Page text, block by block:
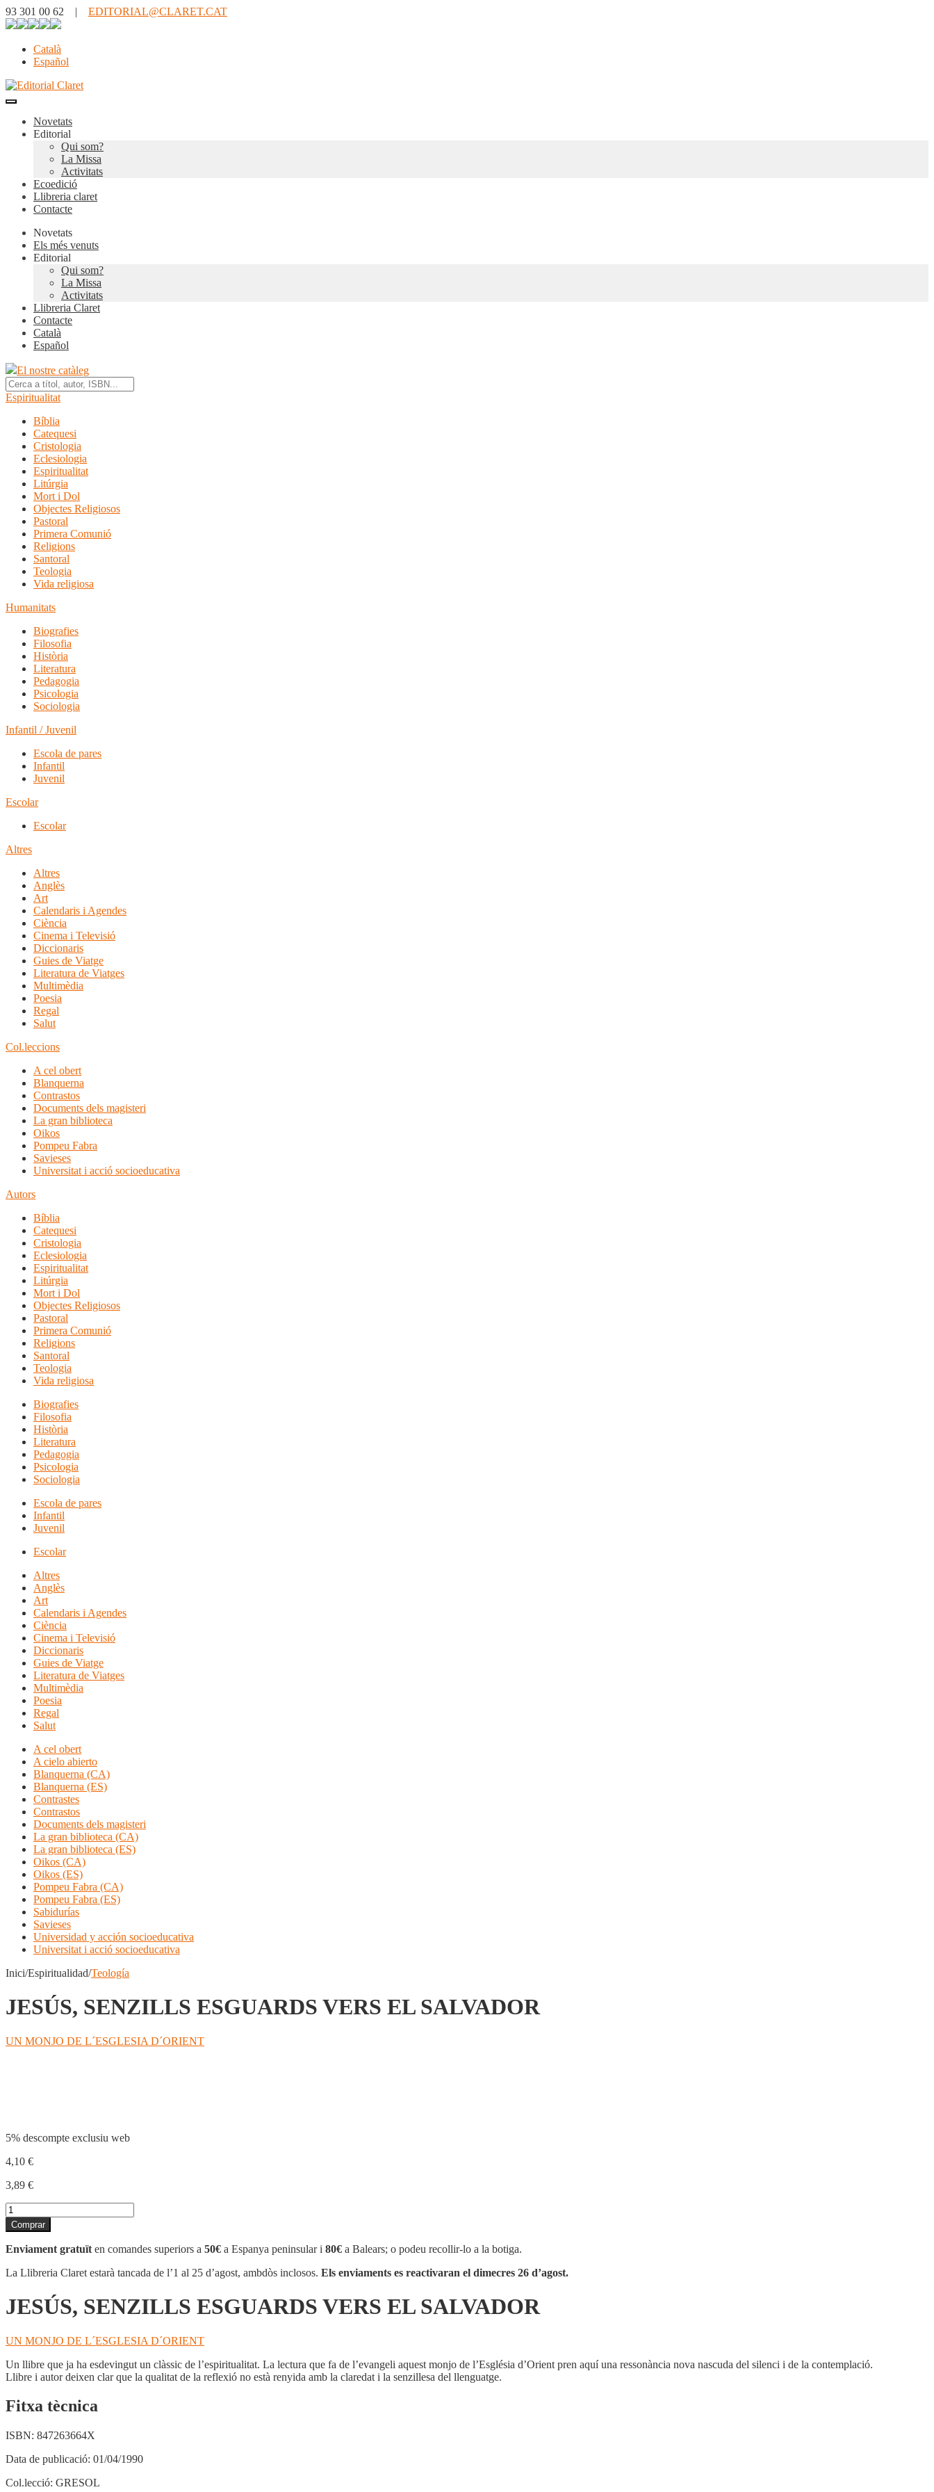
93 301 00 62 | EDITORIAL@CLARET.CAT
Català
Español
Novetats
Editorial
Qui som?
La Missa
Activitats
Ecoedició
Llibreria claret
Contacte
Novetats
Els més venuts
Editorial
Qui som?
La Missa
Activitats
Llibreria Claret
Contacte
Català
Español
El nostre catàleg
Espiritualitat
Bíblia
Catequesi
Cristologia
Eclesiologia
Espiritualitat
Litúrgia
Mort i Dol
Objectes Religiosos
Pastoral
Primera Comunió
Religions
Santoral
Teologia
Vida religiosa
Humanitats
Biografies
Filosofia
Història
Literatura
Pedagogia
Psicologia
Sociologia
Infantil / Juvenil
Escola de pares
Infantil
Juvenil
Escolar
Escolar
Altres
Altres
Anglès
Art
Calendaris i Agendes
Ciència
Cinema i Televisió
Diccionaris
Guies de Viatge
Literatura de Viatges
Multimèdia
Poesia
Regal
Salut
Col.leccions
A cel obert
Blanquerna
Contrastos
Documents dels magisteri
La gran biblioteca
Oikos
Pompeu Fabra
Savieses
Universitat i acció socioeducativa
Autors
Bíblia
Catequesi
Cristologia
Eclesiologia
Espiritualitat
Litúrgia
Mort i Dol
Objectes Religiosos
Pastoral
Primera Comunió
Religions
Santoral
Teologia
Vida religiosa
Biografies
Filosofia
Història
Literatura
Pedagogia
Psicologia
Sociologia
Escola de pares
Infantil
Juvenil
Escolar
Altres
Anglès
Art
Calendaris i Agendes
Ciència
Cinema i Televisió
Diccionaris
Guies de Viatge
Literatura de Viatges
Multimèdia
Poesia
Regal
Salut
A cel obert
A cielo abierto
Blanquerna (CA)
Blanquerna (ES)
Contrastes
Contrastos
Documents dels magisteri
La gran biblioteca (CA)
La gran biblioteca (ES)
Oikos (CA)
Oikos (ES)
Pompeu Fabra (CA)
Pompeu Fabra (ES)
Sabidurías
Savieses
Universidad y acción socioeducativa
Universitat i acció socioeducativa
Inici/Espiritualidad/Teología
JESÚS, SENZILLS ESGUARDS VERS EL SALVADOR
UN MONJO DE L´ESGLESIA D´ORIENT
5% descompte exclusiu web
4,10 €
3,89 €
quantitat
de
JESÚS,
SENZILLS
ESGUARDS
VERS
SALVADOR
Comprar
Enviament gratuït en comandes superiors a 50€ a Espanya peninsular i 80€ a Balears; o podeu recollir-lo a la botiga.
La Llibreria Claret estarà tancada de l’1 al 25 d’agost, ambdòs inclosos. Els enviaments es reactivaran el dimecres 26 d’agost.
JESÚS, SENZILLS ESGUARDS VERS EL SALVADOR
UN MONJO DE L´ESGLESIA D´ORIENT
Un llibre que ja ha esdevingut un clàssic de l’espiritualitat. La lectura que fa de l’evangeli aquest monjo de l’Església d’Orient pren aquí una ressonància nova nascuda del silenci i de la contemplació.
Llibre i autor deixen clar que la qualitat de la reflexió no està renyida amb la claredat i la senzillesa del llenguatge.
Fitxa tècnica
ISBN: 847263664X
Data de publicació: 01/04/1990
Col.lecció: GRESOL